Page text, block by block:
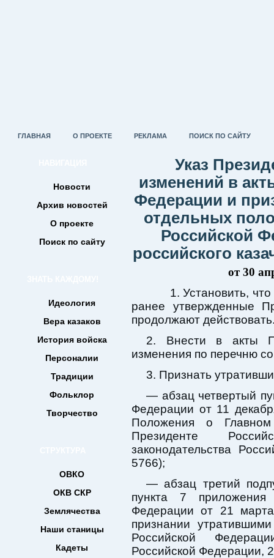
ГЛАВНАЯ О ПРОЕКТЕ РЕКЛАМА ПОИСК ПО САЙТУ
Новости
Архив новостей
О проекте
Поиск по сайту
Идеология
Вера казаков
История войска
Персоналии
Традиции
Фольклор
Творчество
ОВКО
ОКВ СКР
Землячества
Наши станицы
Кадеты
Указ
изменений в
Федерации и
отдельных
Российской
российского
от 30
1. Установить, что
ранее утвержденные
продолжают
2. Внести в акты
изменения по перечню
3. Признать
— абзац четвертый
Федерации от 11
Положения о
Президенте
законодательства
5766);
— абзац третий
пункта 7
Федерации от 21
признании
Российской
Российской Федерации,